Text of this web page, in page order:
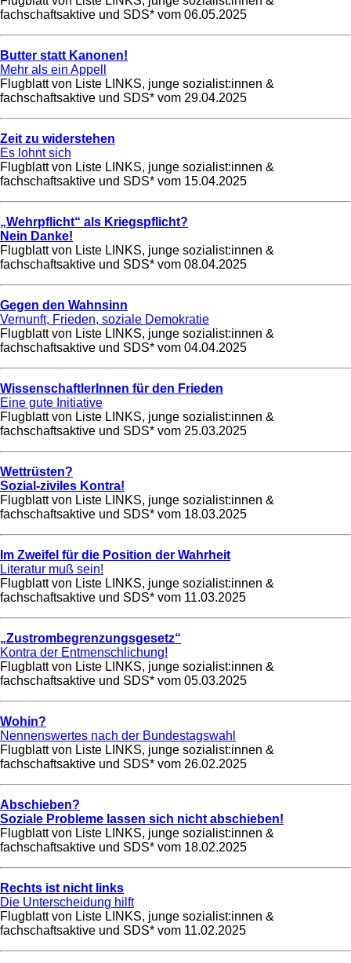
fachschaftsaktive und SDS* vom 06.05.2025
Butter statt Kanonen!
Mehr als ein Appell
Flugblatt von Liste LINKS, junge sozialist:innen &
fachschaftsaktive und SDS* vom 29.04.2025
Zeit zu widerstehen
Es lohnt sich
Flugblatt von Liste LINKS, junge sozialist:innen &
fachschaftsaktive und SDS* vom 15.04.2025
„Wehrpflicht“ als Kriegspflicht?
Nein Danke!
Flugblatt von Liste LINKS, junge sozialist:innen &
fachschaftsaktive und SDS* vom 08.04.2025
Gegen den Wahnsinn
Vernunft, Frieden, soziale Demokratie
Flugblatt von Liste LINKS, junge sozialist:innen &
fachschaftsaktive und SDS* vom 04.04.2025
WissenschaftlerInnen für den Frieden
Eine gute Initiative
Flugblatt von Liste LINKS, junge sozialist:innen &
fachschaftsaktive und SDS* vom 25.03.2025
Wettrüsten?
Sozial-ziviles Kontra!
Flugblatt von Liste LINKS, junge sozialist:innen &
fachschaftsaktive und SDS* vom 18.03.2025
Im Zweifel für die Position der Wahrheit
Literatur muß sein!
Flugblatt von Liste LINKS, junge sozialist:innen &
fachschaftsaktive und SDS* vom 11.03.2025
„Zustrombegrenzungsgesetz“
Kontra der Entmenschlichung!
Flugblatt von Liste LINKS, junge sozialist:innen &
fachschaftsaktive und SDS* vom 05.03.2025
Wohin?
Nennenswertes nach der Bundestagswahl
Flugblatt von Liste LINKS, junge sozialist:innen &
fachschaftsaktive und SDS* vom 26.02.2025
Abschieben?
Soziale Probleme lassen sich nicht abschieben!
Flugblatt von Liste LINKS, junge sozialist:innen &
fachschaftsaktive und SDS* vom 18.02.2025
Rechts ist nicht links
Die Unterscheidung hilft
Flugblatt von Liste LINKS, junge sozialist:innen &
fachschaftsaktive und SDS* vom 11.02.2025